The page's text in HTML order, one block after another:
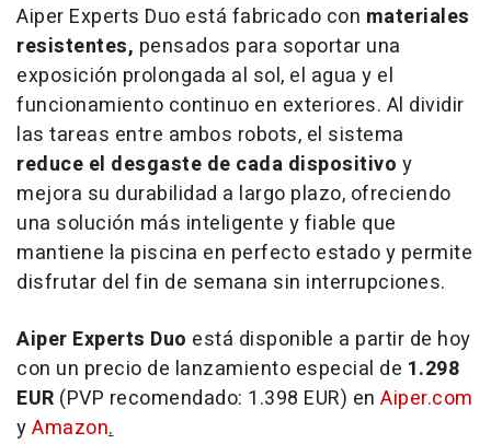
Aiper Experts Duo está fabricado con materiales
resistentes, pensados para soportar una
exposición prolongada al sol, el agua y el
funcionamiento continuo en exteriores. Al dividir
las tareas entre ambos robots, el sistema
reduce el desgaste de cada dispositivo y
mejora su durabilidad a largo plazo, ofreciendo
una solución más inteligente y fiable que
mantiene la piscina en perfecto estado y permite
disfrutar del fin de semana sin interrupciones.
Aiper Experts Duo está disponible a partir de hoy
con un precio de lanzamiento especial de 1.298
EUR (PVP recomendado: 1.398 EUR) en Aiper.com
yAmazon.